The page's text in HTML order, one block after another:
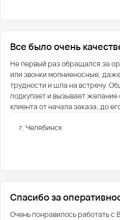
Все было очень
Не первый раз обращался за
или звонки молниеносные,
трудности и шла на встречу.
подкупает и вызывает
клиента от начала заказа, до
г. Челябинск
Спасибо за
Очень понравилось работать